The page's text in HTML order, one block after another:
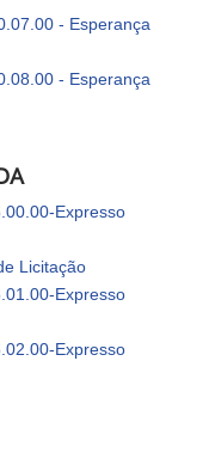
- Esperança
- Esperança
Expresso
Licitação
Expresso
Expresso